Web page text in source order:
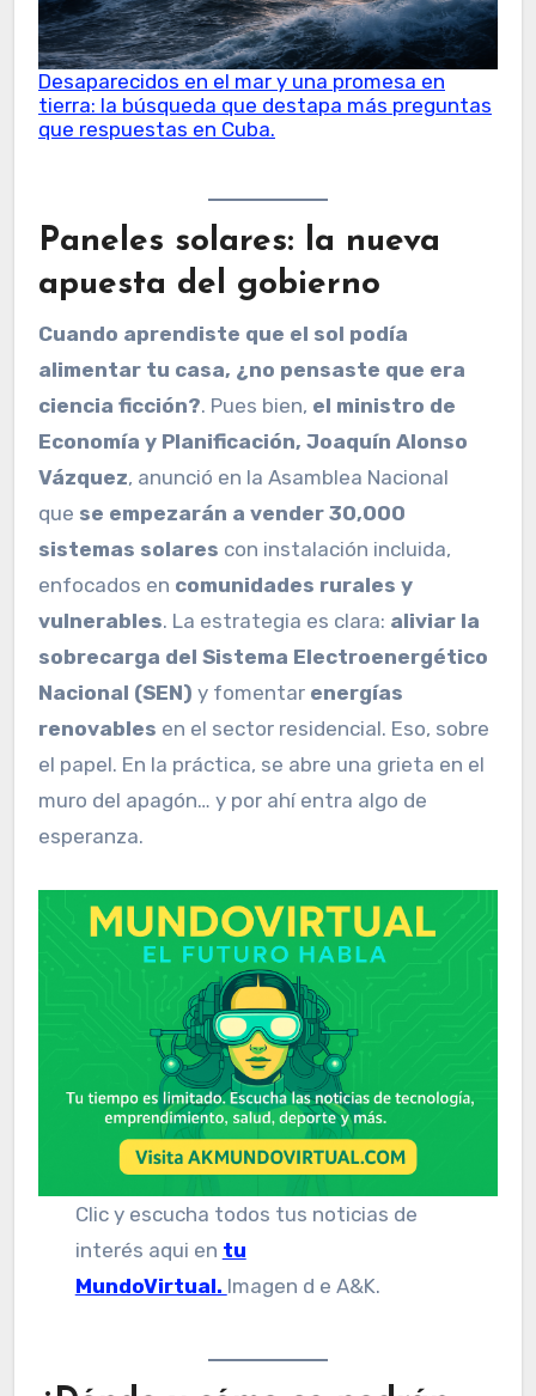
Desaparecidos en el mar y una promesa en
tierra: la búsqueda que destapa más preguntas
que respuestas en Cuba.
Paneles solares: la nueva
apuesta del gobierno
Cuando aprendiste que el sol podía
alimentar tu casa, ¿no pensaste que era
ciencia ficción?. Pues bien, el ministro de
Economía y Planificación, Joaquín Alonso
Vázquez, anunció en la Asamblea Nacional
que se empezarán a vender 30,000
sistemas solares con instalación incluida,
enfocados en comunidades rurales y
vulnerables. La estrategia es clara: aliviar la
sobrecarga del Sistema Electroenergético
Nacional (SEN) y fomentar energías
renovables en el sector residencial. Eso, sobre
el papel. En la práctica, se abre una grieta en el
muro del apagón… y por ahí entra algo de
esperanza.
Clic y escucha todos tus noticias de
interés aqui en tu
MundoVirtual. Imagen d e A&K.